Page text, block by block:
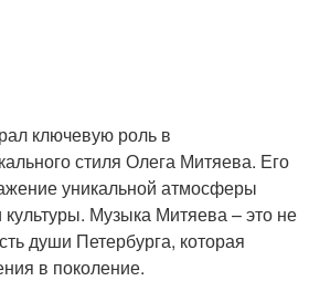
ключевую роль в
стиля Олега Митяева. Его
уникальной атмосферы
культуры. Музыка Митяева – это не
души Петербурга, которая
в поколение.